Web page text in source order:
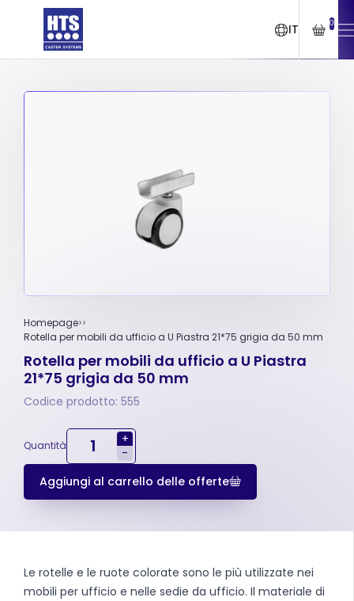
IT 0
Homepage
Rotella per mobili da ufficio a U Piastra 21*75 grigia da 50 mm
Rotella per mobili da ufficio a U Piastra
21*75 grigia da 50 mm
Codice prodotto: 555
Quantità
+
-
Aggiungi al carrello delle offerte
Le rotelle e le ruote colorate sono le più utilizzate nei
mobili per ufficio e nelle sedie da ufficio. Il materiale di